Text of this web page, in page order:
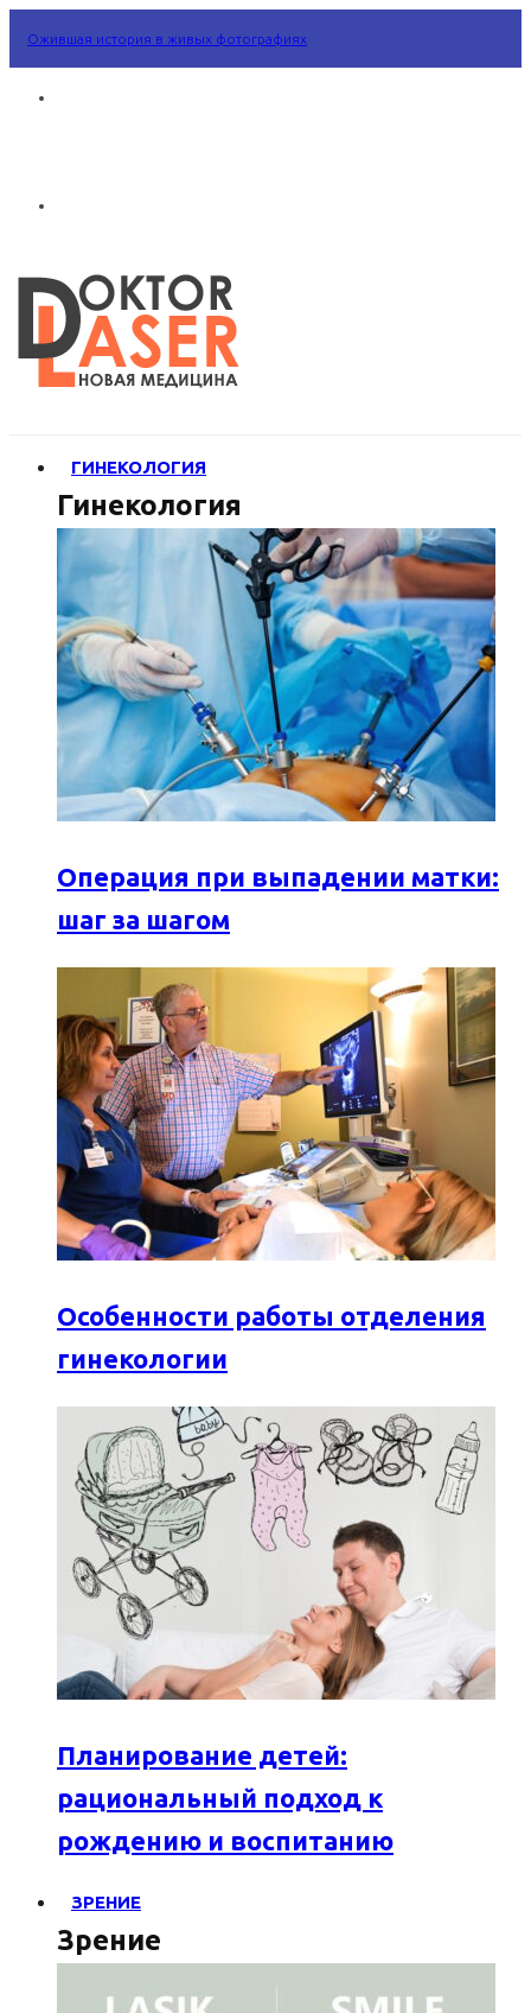
Ожившая история в живых фотографиях
ГИНЕКОЛОГИЯ
Гинекология
Операция при выпадении матки:
шаг за шагом
Особенности работы отделения
гинекологии
Планирование детей:
рациональный подход к
рождению и воспитанию
ЗРЕНИЕ
Зрение